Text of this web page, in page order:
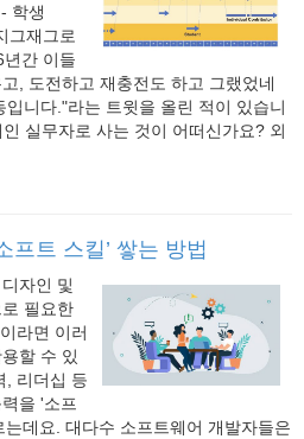
학생
그재그로
간 이들
, 도전하고 재충전도 하고 그랬었네
니다."라는 트윗을 올린 적이 있습니
실무자로 사는 것이 어떠신가요? 외
프트 스킬’ 쌓는 방법
자인 및
필요한
라면 이러
할 수 있
, 리더십 등
을 '소프
데요. 대다수 소프트웨어 개발자들은